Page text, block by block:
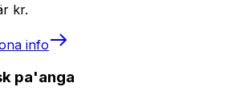
kr.
info
pa'anga